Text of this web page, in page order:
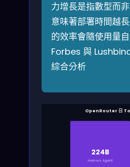
力增長是指數型而
意味著部署時間越
的效率會隨使用量
Forbes 與
綜合分析
OpenRouter 日
224B
Hermes Agent